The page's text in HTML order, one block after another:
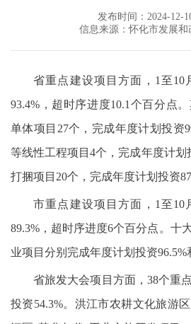
发布时间：2024-12-
信息来源：怀化市发展和
省重点建设项目方面，1至10
93.4%，超时序进度10.1个百分点
单体项目27个，完成年度计划投资
等线性工程项目4个，完成年度计划
打捆项目20个，完成年度计划投资
市重点建设项目方面，1至10
89.3%，超时序进度6个百分点。十
业项目分别完成年度计划投资96.5%
省旅发大会项目方面，38个重
投资54.3%。洪江市农耕文化旅游